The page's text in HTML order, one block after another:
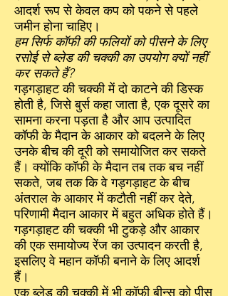
आदर्श रूप से केवल कप को पकने से पहले
जमीन होना चाहिए।
हम सिर्फ कॉफी की फलियों को पीसने के लिए
रसोई से ब्लेड की चक्की का उपयोग क्यों नहीं
कर सकते हैं?
गड़गड़ाहट की चक्की में दो काटने की डिस्क
होती है, जिसे बुर्स कहा जाता है, एक दूसरे का
सामना करना पड़ता है और आप उत्पादित
कॉफी के मैदान के आकार को बदलने के लिए
उनके बीच की दूरी को समायोजित कर सकते
हैं। क्योंकि कॉफी के मैदान तब तक बच नहीं
सकते, जब तक कि वे गड़गड़ाहट के बीच
अंतराल के आकार में कटौती नहीं कर देते,
परिणामी मैदान आकार में बहुत अधिक होते हैं।
गड़गड़ाहट की चक्की भी टुकड़े और आकार
की एक समायोज्य रेंज का उत्पादन करती है,
इसलिए वे महान कॉफी बनाने के लिए आदर्श
हैं।
एक ब्लेड की चक्की में भी कॉफी बीन्स को पीस